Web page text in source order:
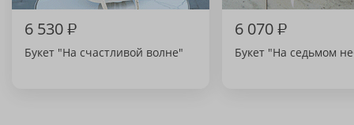
6 530₽
Букет "На счастливой волне"
6 070₽
Букет "На седьмом